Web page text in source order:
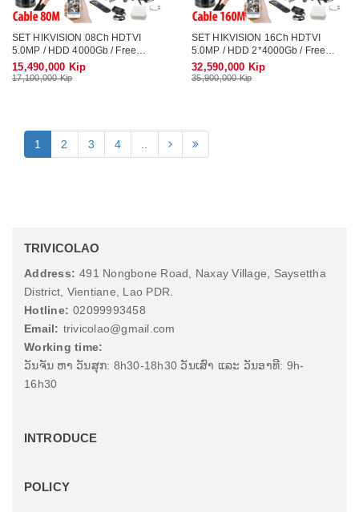
SET HIKVISION 08Ch HDTVI
5.0MP / HDD 4000Gb / Free
Accessories / 265 + ເທກໂນໂລຢີ
ໃຫມ່ ເກັບຂໍມູ່ນໄດ້ຫລາຍກ່ວາ
15,490,000 Kip
17,100,000 Kip
SET HIKVISION 16Ch HDTVI
5.0MP / HDD 2*4000Gb / Free
Accessories / 265 + ເທກໂນໂລຢີ
ໃຫມ່ ເກັບຂໍມູ່ນໄດ້ຫລາຍກ່ວາ
32,590,000 Kip
35,900,000 Kip
1 2 3 4
TRIVICOLAO
Address: 491 Nongbone Road, Naxay Village, Saysettha
District, Vientiane, Lao PDR.
Hotline: 02099993458
Email: trivicolao@gmail.com
Working time:
ວັນຈັນ ຫາ ວັນສຸກ: 8h30-18h30 ວັນເສົາ ແລະ ວັນອາທີ: 9h-
16h30
INTRODUCE
POLICY